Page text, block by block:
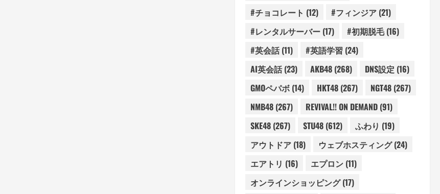
#チョコレート (12) #フィンジア(21)
#レンタルサーバー(17) #初期脱毛(16)
#英会話(11) #英語学習 (24)
AI英会話(23) AKB48(268) DNS設定 (16)
GMOペパボ(14) HKT48(267) NGT48(267)
NMB48(267) REVIVAL!! ON DEMAND(91)
SKE48(267) STU48(612) ふわり (19)
アウトドア(18) ウェブホスティング(24)
エアトリ (16) エプロン(11)
オンラインショッピング(17)